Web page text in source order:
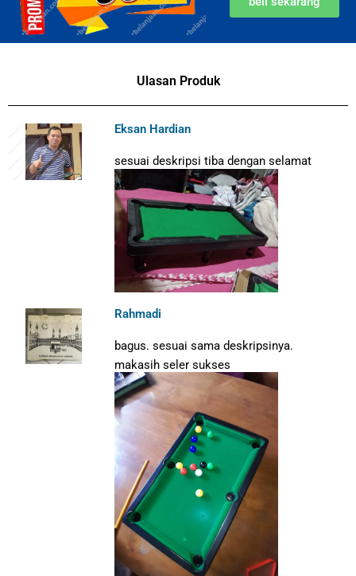
Ulasan Produk
Eksan Hardian
sesuai deskripsi tiba dengan selamat
Rahmadi
bagus.sesuai sama deskripsinya.
makasih seler sukses